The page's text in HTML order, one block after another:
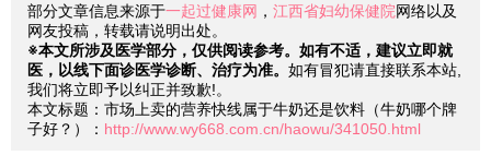
部分文章信息来源于一起过健康网 ， 江西省妇幼保健院网络以及
网友投稿，转载请说明出处。
※本文所涉及医学部分，仅供阅读参考。如有不适，建议立即就
医，以线下面诊医学诊断、治疗为准。 如有冒犯请直接联系本站,
我们将立即予以纠正并致歉!。
本文标题：市场上卖的营养快线属于牛奶还是饮料（牛奶哪个牌
子好？）： http://www.wy668.com.cn/haowu/341050.html